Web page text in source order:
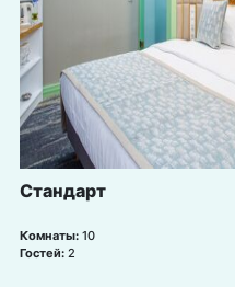
Стандарт
Комнаты: 10
Гостей: 2